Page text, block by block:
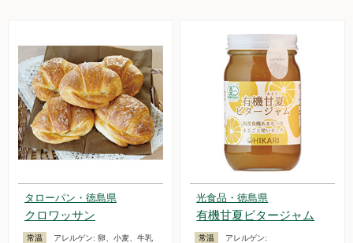
タローパン・徳島県
クロワッサン
常温 アレルゲン: 卵、小麦、牛乳
光食品・徳島県
有機甘夏ビタージャム
常温 アレルゲン: